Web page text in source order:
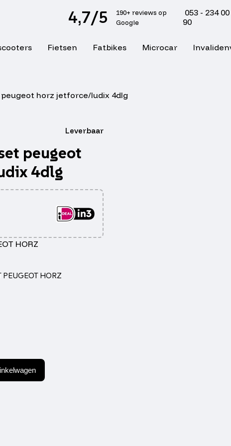
4,7/5
190+ reviews op
Google
053 - 234 00
90
Fietsen Fatbikes Microcar
horz jetforce/ludix 4dlg
Leverbaar
peugeot
4dlg
HORZ
HORZ